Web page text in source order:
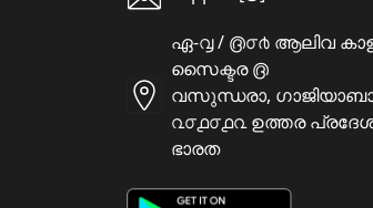
ഏ-൮ / ൫൦൪ ആലിവ
സൈക്ടര ൫
വസുന്ധരാ,
൨൦൧൦൧൨ ഉത്തര
ഭാരത